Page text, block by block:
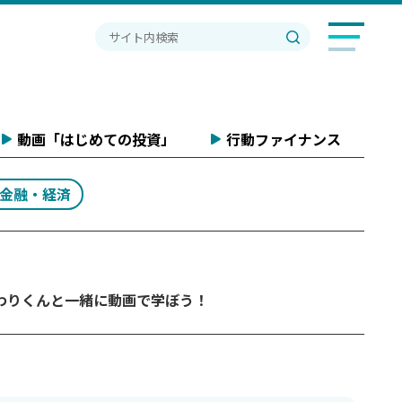
動画「はじめての投資」 行動ファイナンス
融・経済
くんと一緒に動画で学ぼう！